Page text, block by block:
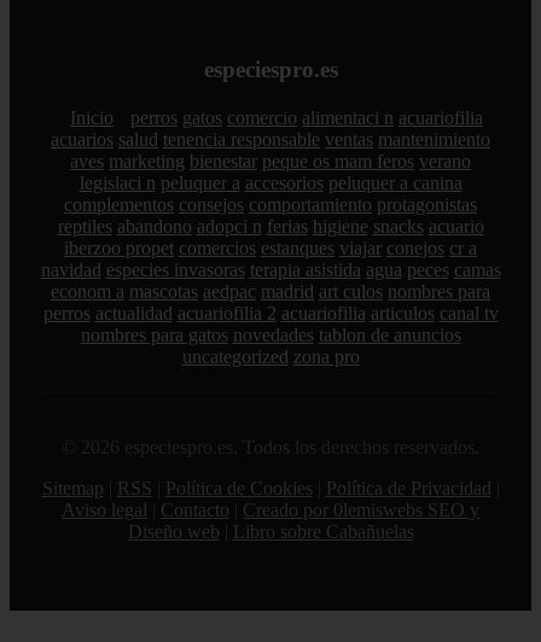
especiespro.es
Inicio perros gatos comercio alimentaci n acuariofilia
acuarios salud tenencia responsable ventas mantenimiento
aves marketing bienestar peque os mam feros verano
legislaci n peluquer a accesorios peluquer a canina
complementos consejos comportamiento protagonistas
reptiles abandono adopci n ferias higiene snacks acuario
iberzoo propet comercios estanques viajar conejos cr a
navidad especies invasoras terapia asistida agua peces camas
econom a mascotas aedpac madrid art culos nombres para
perros actualidad acuariofilia 2 acuariofilia articulos canal tv
nombres para gatos novedades tablon de anuncios
uncategorized zona pro
© 2026 especiespro.es. Todos los derechos reservados.
Sitemap
RSS Política de Cookies Política de Privacidad
Aviso legal
Contacto
Creado por 0lemiswebs SEO y
Diseño web
Libro sobre Cabañuelas